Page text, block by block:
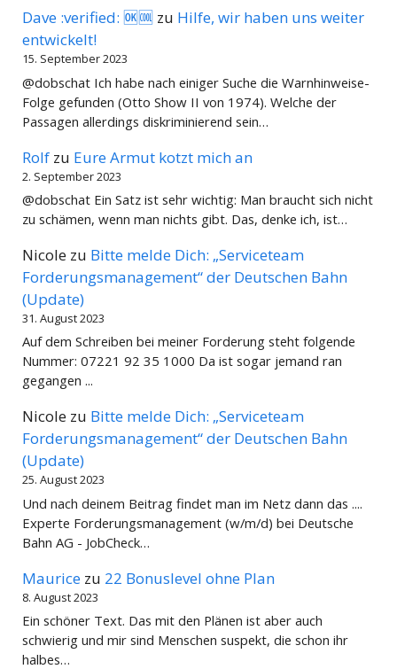
Dave :verified: 🆗🆒 zu Hilfe, wir haben uns weiter
entwickelt!
15. September 2023
@dobschat Ich habe nach einiger Suche die Warnhinweise-
Folge gefunden (Otto Show II von 1974). Welche der
Passagen allerdings diskriminierend sein…
Rolf zu Eure Armut kotzt mich an
2. September 2023
@dobschat Ein Satz ist sehr wichtig: Man braucht sich nicht
zu schämen, wenn man nichts gibt. Das, denke ich, ist…
Nicole zu Bitte melde Dich: „Serviceteam
Forderungsmanagement“ der Deutschen Bahn
(Update)
31. August 2023
Auf dem Schreiben bei meiner Forderung steht folgende
Nummer: 07221 92 35 1000 Da ist sogar jemand ran
gegangen ...
Nicole zu Bitte melde Dich: „Serviceteam
Forderungsmanagement“ der Deutschen Bahn
(Update)
25. August 2023
Und nach deinem Beitrag findet man im Netz dann das ....
Experte Forderungsmanagement (w/m/d) bei Deutsche
Bahn AG - JobCheck…
Maurice zu 22 Bonuslevel ohne Plan
8. August 2023
Ein schöner Text. Das mit den Plänen ist aber auch
schwierig und mir sind Menschen suspekt, die schon ihr
halbes…